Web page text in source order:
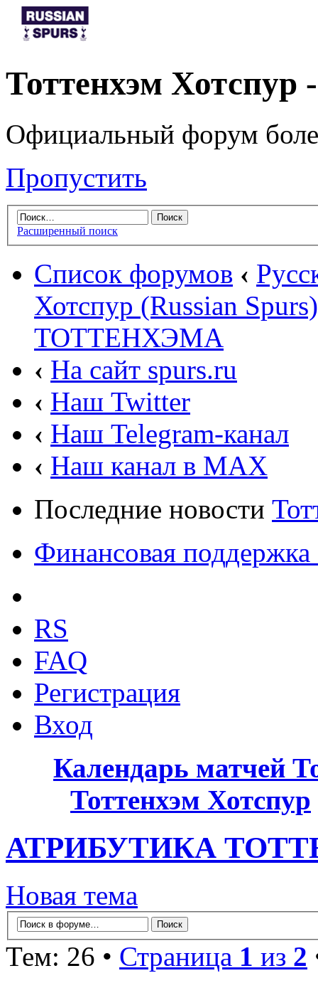
Тоттенхэм
Официальный форум
Пропустить
Расширенный поиск
Список форумов ‹
Хотспур (Russian Spurs)
ТОТТЕНХЭМА
‹ На сайт spurs.ru
‹ Наш Twitter
‹ Наш Telegram-канал
‹ Наш канал в MAX
Последние новости
Финансовая поддержка
RS
FAQ
Регистрация
Вход
Календарь матчей
Тоттенхэм Хотспур
АТРИБУТИКА
Новая тема
Тем: 26 • Страница 1 из 2